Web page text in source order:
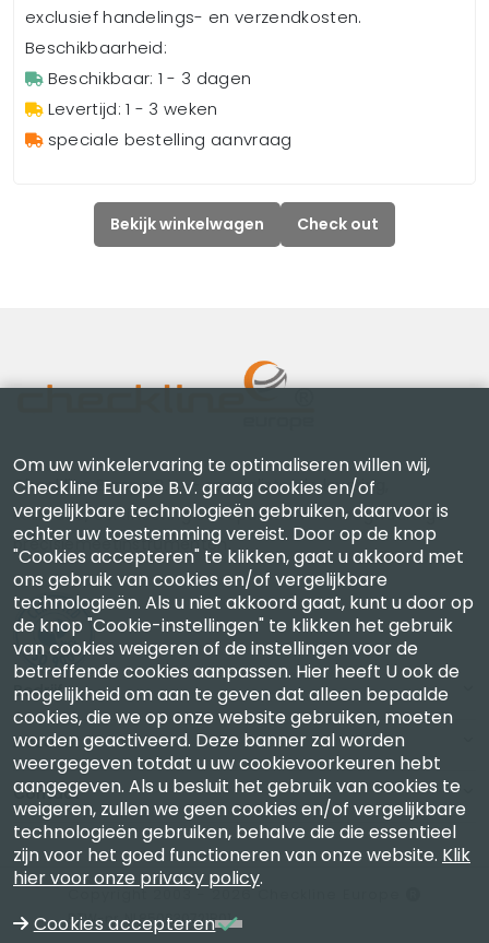
exclusief handelings- en verzendkosten.
Beschikbaarheid:
Beschikbaar: 1 - 3 dagen
Levertijd: 1 - 3 weken
speciale bestelling aanvraag
Bekijk winkelwagen Check out
Checkline Europe B.V. — specialisten in levering,
kalibratie, certificering en reparatie van hoogwaardige
precisiemeetinstrumenten.
Bedrijf
Account
Contact
Copyright 2003 - 2026 Checkline Europe
BTW-nr. NL850630721B01
Om uw winkelervaring te optimaliseren willen wij,
Checkline Europe B.V. graag cookies en/of
vergelijkbare technologieën gebruiken, daarvoor is
echter uw toestemming vereist. Door op de knop
"Cookies accepteren" te klikken, gaat u akkoord met
ons gebruik van cookies en/of vergelijkbare
technologieën. Als u niet akkoord gaat, kunt u door op
de knop "Cookie-instellingen" te klikken het gebruik
van cookies weigeren of de instellingen voor de
betreffende cookies aanpassen. Hier heeft U ook de
mogelijkheid om aan te geven dat alleen bepaalde
cookies, die we op onze website gebruiken, moeten
worden geactiveerd. Deze banner zal worden
weergegeven totdat u uw cookievoorkeuren hebt
aangegeven. Als u besluit het gebruik van cookies te
weigeren, zullen we geen cookies en/of vergelijkbare
technologieën gebruiken, behalve die die essentieel
zijn voor het goed functioneren van onze website. Klik
hier voor onze privacy policy.
Cookies accepteren